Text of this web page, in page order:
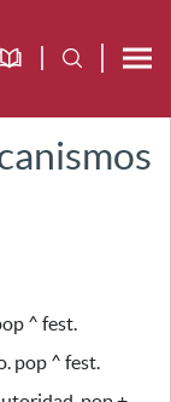
^ fest.
pop ^ fest.